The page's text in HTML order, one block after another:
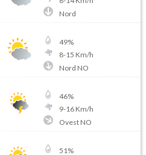
Nord
49%
8-15 Km/h
Nord NO
46%
9-16Km/h
Ovest NO
51%